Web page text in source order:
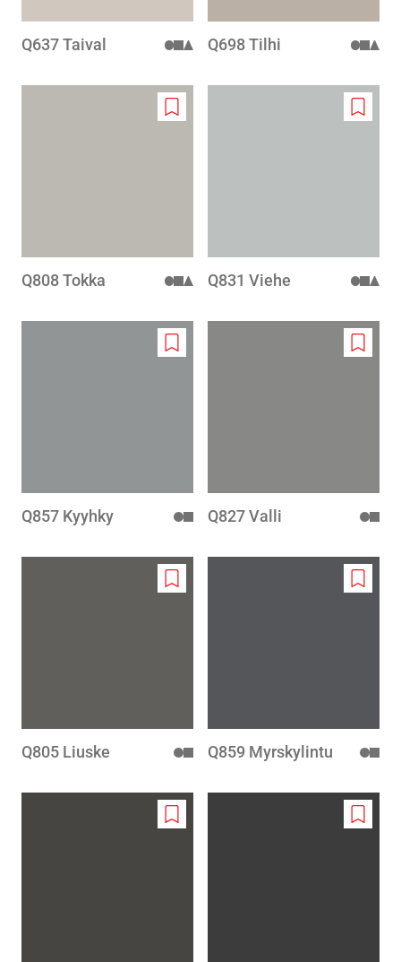
Q637 Taival Q698 Tilhi
Add
Q808 Tokka
Add
Q831 Viehe
Add
Q857 Kyyhky
Add
Q827 Valli
Add
Q805 Liuske
Add
Q859 Myrskylintu
Add
Add